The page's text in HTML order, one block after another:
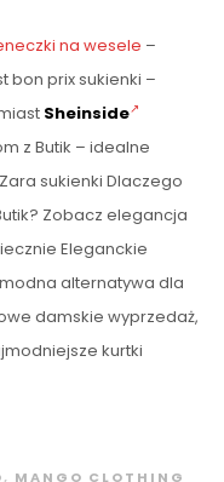
na wesele –
bon prix sukienki –
Sheinside
z Butik – idealne
sukienki Dlaczego
Zobacz elegancja
Eleganckie
modna alternatywa dla
damskie wyprzedaż,
kurtki
, MANGO CLOTHING